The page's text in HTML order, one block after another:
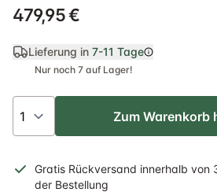
479,95 €
Lieferung in 7-11 Tage
Nur noch 7 auf Lager!
Zum Warenkorb
Gratis Rückversand innerhalb von
der Bestellung